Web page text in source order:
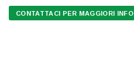
CONTATTACI PER MAGGIORI INFO